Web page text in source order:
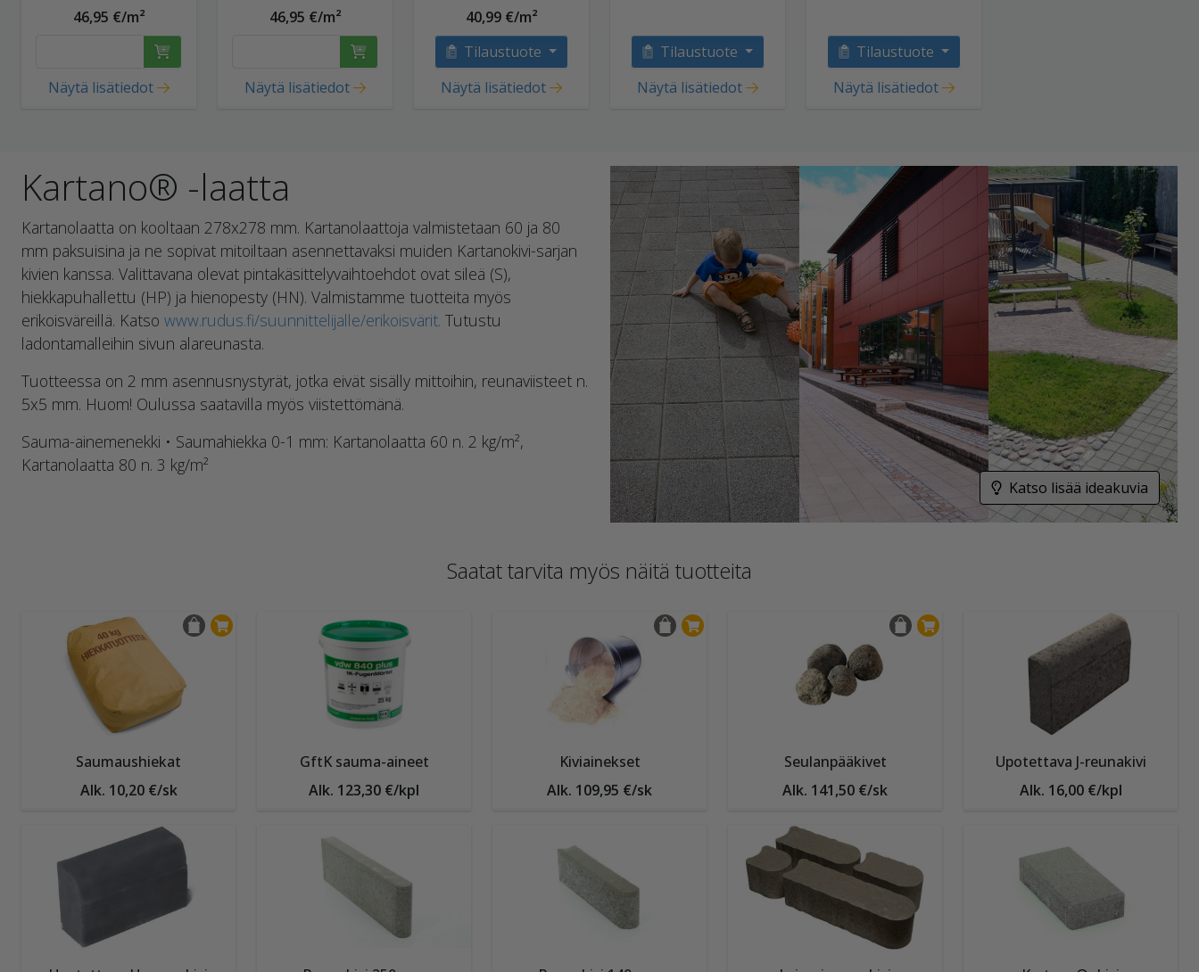
46,95 €/m²
Näytä lisätiedot
46,95 €/m²
Näytä lisätiedot
40,99 €/m²
Tilaustuote
Näytä lisätiedot
Tilaustuote
Näytä lisätiedot
Tilaustuote
Näytä lisätiedot
Kartano® -laatta
Kartanolaatta on kooltaan 278x278 mm. Kartanolaattoja valmistetaan 60 ja 80
mm paksuisina ja ne sopivat mitoiltaan asennettavaksi muiden Kartanokivi-sarjan
kivien kanssa. Valittavana olevat pintakäsittelyvaihtoehdot ovat sileä (S),
hiekkapuhallettu (HP) ja hienopesty (HN). Valmistamme tuotteita myös
erikoisväreillä. Katso www.rudus.fi/suunnittelijalle/erikoisvärit. Tutustu
ladontamalleihin sivun alareunasta.
Tuotteessa on 2 mm asennusnystyrät, jotka eivät sisälly mittoihin, reunaviisteet n.
5x5 mm. Huom! Oulussa saatavilla myös viistettömänä.
Sauma-ainemenekki • Saumahiekka 0-1 mm: Kartanolaatta 60 n. 2 kg/m²,
Kartanolaatta 80 n. 3 kg/m²
Katso lisää ideakuvia
Saatat tarvita myös näitä tuotteita
Saumaushiekat
Alk. 10,20 €/sk
GftK sauma-aineet
Alk. 123,30 €/kpl
Kiviainekset
Alk. 109,95 €/sk
Seulanpääkivet
Alk. 141,50 €/sk
Upotettava J-reunakivi
Alk. 16,00 €/kpl